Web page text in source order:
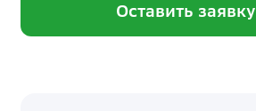
Оставить заявку